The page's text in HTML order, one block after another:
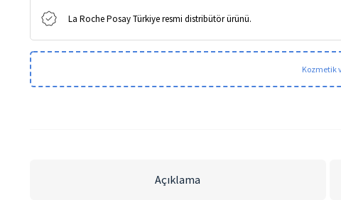
La Roche Posay Türkiye resmi distribütör ürünü.
Kozmetik
Açıklama